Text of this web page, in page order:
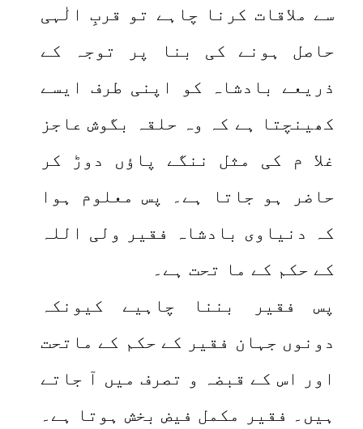
سے ملاقات کرنا چاہے تو قربِ الٰہی
حاصل ہونے کی بنا پر توجہ کے
ذریعے بادشاہ کو اپنی طرف ایسے
کھینچتا ہے کہ وہ حلقہ بگوش عاجز
غلا م کی مثل ننگے پاؤں دوڑ کر
حاضر ہو جاتا ہے۔ پس معلوم ہوا
کہ دنیاوی بادشاہ فقیر ولی اللہ
کے حکم کے ما تحت ہے۔
پس فقیر بننا چاہیے کیونکہ
دونوں جہان فقیر کے حکم کے ماتحت
اور اس کے قبضہ و تصرف میں آ جاتے
ہیں۔ فقیر مکمل فیض بخش ہوتا ہے۔